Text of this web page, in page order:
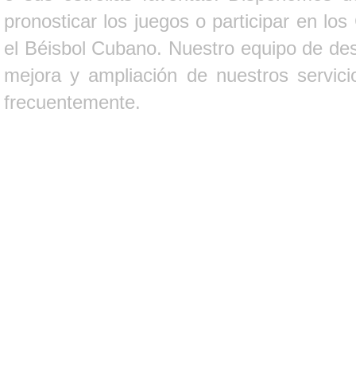
pronosticar los juegos o participar en
el Béisbol Cubano. Nuestro equipo de
mejora y ampliación de nuestros
frecuentemente.